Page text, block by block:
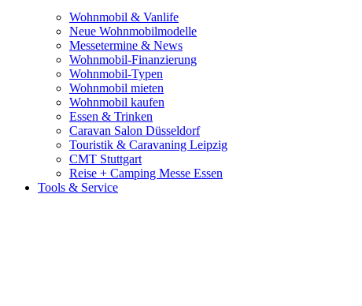
Wohnmobil & Vanlife
Neue Wohnmobilmodelle
Messetermine & News
Wohnmobil-Finanzierung
Wohnmobil-Typen
Wohnmobil mieten
Wohnmobil kaufen
Essen & Trinken
Caravan Salon Düsseldorf
Touristik & Caravaning Leipzig
CMT Stuttgart
Reise + Camping Messe Essen
Tools & Service